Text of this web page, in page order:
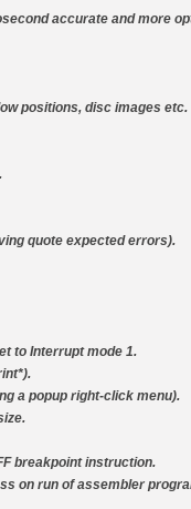
[GK] Endless Legend 2 :
[LS] [PS5] Le WebKit
[GK] Oubliez Crazy Taxi,
[LS] [Switch] NSZ 5.0.0
[GK] No More Room in
[GK] Un chatbot Atelier
[GK] Mémoire cash -
[GK] Nvidia : le prix des
[GK] Suikoden Star Leap
[Mo5] La mini borne
[GK] Atari renoue avec les
[GK] Le studio de FIFA
[GK] La PlayStation 1 en
[GK] Dawn of War 4 : les
[GK] CloverPit : l'héritier
[GK] Stellar Blade : Blood
accurate and more
positions, disc images etc.
quote expected errors).
to Interrupt mode 1.
a popup right-click menu).
breakpoint instruction.
on run of assembler